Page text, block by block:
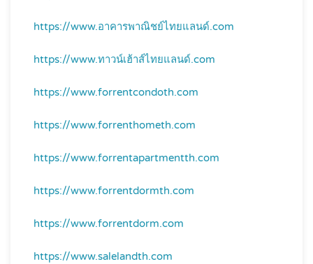
https://www.อาคารพาณิชย์ไทยแลนด์.com
https://www.ทาวน์เฮ้าส์ไทยแลนด์.com
https://www.forrentcondoth.com
https://www.forrenthometh.com
https://www.forrentapartmentth.com
https://www.forrentdormth.com
https://www.forrentdorm.com
https://www.salelandth.com